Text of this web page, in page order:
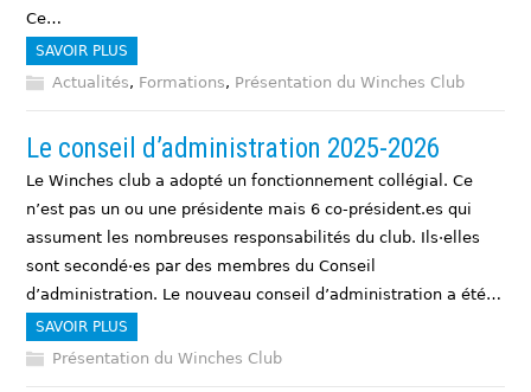
Ce…
SAVOIR PLUS
Actualités, Formations, Présentation du Winches Club
Le conseil d’administration 2025-2026
Le Winches club a adopté un fonctionnement collégial. Ce
n’est pas un ou une présidente mais 6 co-président.es qui
assument les nombreuses responsabilités du club. Ils·elles
sont secondé·es par des membres du Conseil
d’administration. Le nouveau conseil d’administration a été…
SAVOIR PLUS
Présentation du Winches Club